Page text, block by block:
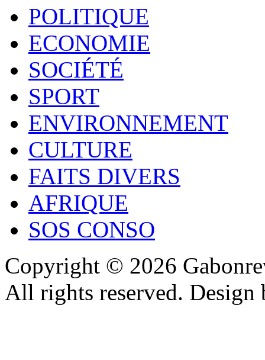
POLITIQUE
ECONOMIE
SOCIÉTÉ
SPORT
ENVIRONNEMENT
CULTURE
FAITS DIVERS
AFRIQUE
SOS CONSO
Copyright © 2026
All rights reserved.